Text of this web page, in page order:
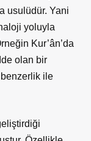
usulüdür. Yani
yoluyla
Kur’ân’da
olan bir
benzerlik ile